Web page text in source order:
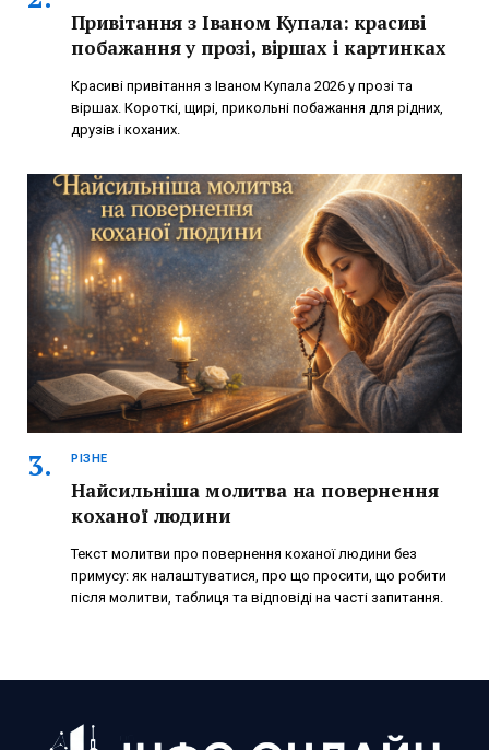
Привітання з Іваном Купала: красиві
побажання у прозі, віршах і картинках
Красиві привітання з Іваном Купала 2026 у прозі та
віршах. Короткі, щирі, прикольні побажання для рідних,
друзів і коханих.
РІЗНЕ
Найсильніша молитва на повернення
коханої людини
Текст молитви про повернення коханої людини без
примусу: як налаштуватися, про що просити, що робити
після молитви, таблиця та відповіді на часті запитання.